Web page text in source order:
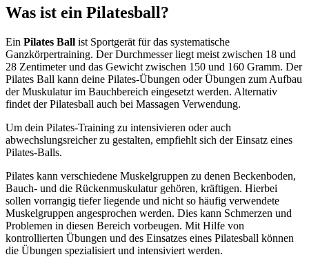
Was ist ein Pilatesball?
Ein Pilates Ball ist Sportgerät für das systematische
Ganzkörpertraining. Der Durchmesser liegt meist zwischen 18 und
28 Zentimeter und das Gewicht zwischen 150 und 160 Gramm. Der
Pilates Ball kann deine Pilates-Übungen oder Übungen zum Aufbau
der Muskulatur im Bauchbereich eingesetzt werden. Alternativ
findet der Pilatesball auch bei Massagen Verwendung.
Um dein Pilates-Training zu intensivieren oder auch
abwechslungsreicher zu gestalten, empfiehlt sich der Einsatz eines
Pilates-Balls.
Pilates kann verschiedene Muskelgruppen zu denen Beckenboden,
Bauch- und die Rückenmuskulatur gehören, kräftigen. Hierbei
sollen vorrangig tiefer liegende und nicht so häufig verwendete
Muskelgruppen angesprochen werden. Dies kann Schmerzen und
Problemen in diesen Bereich vorbeugen. Mit Hilfe von
kontrollierten Übungen und des Einsatzes eines Pilatesball können
die Übungen spezialisiert und intensiviert werden.